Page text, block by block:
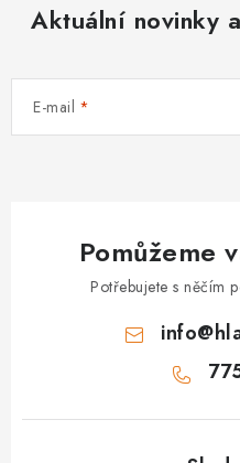
Aktuální novinky
E-mail
Pomůžeme
Potřebujete s něčím
info@